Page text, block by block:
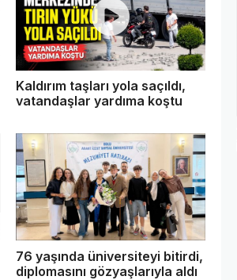
Kaldırım taşları yola saçıldı,
vatandaşlar yardıma koştu
76 yaşında üniversiteyi bitirdi,
diplomasını gözyaşlarıyla aldı